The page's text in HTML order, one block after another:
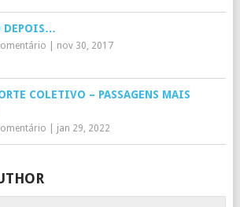
DEPOIS…
nov 30, 2017
COLETIVO – PASSAGENS MAIS
jan 29, 2022